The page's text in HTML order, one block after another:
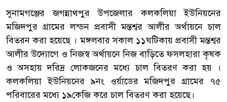
সুনামগঞ্জের জগন্নাথপুর উপজেলার কলকলিয়া ইউনিয়নের
মজিদপুর গ্রামের লন্ডন প্রবাসী মন্তশ্বর আলীর অর্থায়নে চাল
বিতরন করা হয়েছে । মঙ্গলবার সকাল ১১ঘটিকায় প্রবাসী মন্তশ্বর
আলীর উদ্যোগে ও নিজস্ব অর্থায়নে নিজ বাড়িতে ফসলহারা কৃষক
ও অসহায় দরিদ্র লোকজনের মধ্যে চাল বিতরণ করা হয় ।
কলকলিয়া ইউনিয়নের ৯নং ওর্য়াডের মজিদপুর গ্রামের ৭৫
পরিবারের মধ্যে ১৯কেজি করে চাল বিতরণ করা হয়েছে।